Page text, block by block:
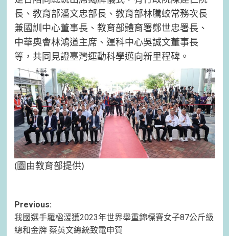
長、教育部潘文忠部長、教育部林騰蛟常務次長
兼國訓中心董事長、教育部體育署鄭世忠署長、
中華奧會林鴻道主席、運科中心吳誠文董事長
等，共同見證臺灣運動科學邁向新里程碑。
(圖由教育部提供)
Post
navigation
Previous:
我國選手羅楹湲獲2023年世界舉重錦標賽女子87公斤級
總和金牌 蔡英文總統致電申賀